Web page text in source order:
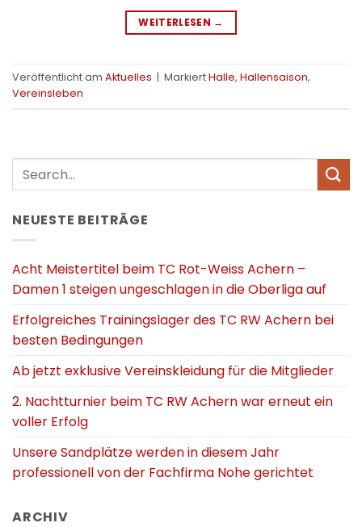
WEITERLESEN →
Veröffentlicht am Aktuelles | MarkiertHalle, Hallensaison,
Vereinsleben
NEUESTE BEITRÄGE
Acht Meistertitel beim TC Rot-Weiss Achern –
Damen 1 steigen ungeschlagen in die Oberliga auf
Erfolgreiches Trainingslager des TC RW Achern bei
besten Bedingungen
Ab jetzt exklusive Vereinskleidung für die Mitglieder
2. Nachtturnier beim TC RW Achern war erneut ein
voller Erfolg
Unsere Sandplätze werden in diesem Jahr
professionell von der Fachfirma Nohe gerichtet
ARCHIV